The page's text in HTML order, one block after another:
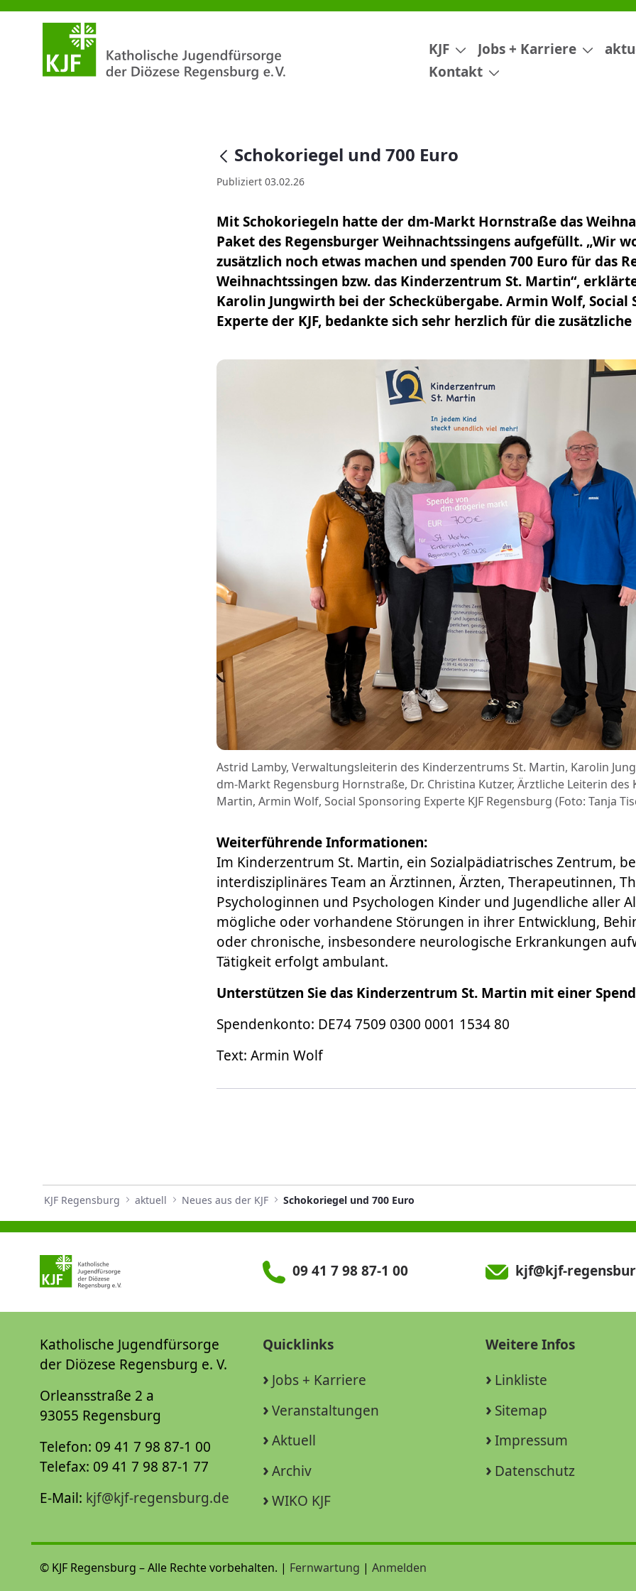
Schokoriegel und 700 Euro
KJF Jobs + Karriere
Kontakt
null
Schokoriegel und 700 Euro
Publiziert 03.02.26
Mit Schokoriegeln hatte der dm-Markt Hornstraße das
Paket des Regensburger Weihnachtssingens aufgefüllt. „Wir
zusätzlich noch etwas machen und spenden 700 Euro für das
Weihnachtssingen bzw. das Kinderzentrum St. Martin“,
Karolin Jungwirth bei der Scheckübergabe. Armin Wolf, Social
Experte der KJF, bedankte sich sehr herzlich für die
Astrid Lamby, Verwaltungsleiterin des Kinderzentrums St. Martin, Karolin
dm-Markt Regensburg Hornstraße, Dr. Christina Kutzer, Ärztliche Leiterin des
Martin, Armin Wolf, Social Sponsoring Experte KJF Regensburg (Foto: Tanja
Weiterführende Informationen:
Im Kinderzentrum St. Martin, ein Sozialpädiatrisches Zentrum,
interdisziplinäres Team an Ärztinnen, Ärzten, Therapeutinnen,
Psychologinnen und Psychologen Kinder und Jugendliche aller
mögliche oder vorhandene Störungen in ihrer Entwicklung,
oder chronische, insbesondere neurologische Erkrankungen
Tätigkeit erfolgt ambulant.
Unterstützen Sie das Kinderzentrum St. Martin mit einer
Spendenkonto: DE74 7509 0300 0001 1534 80
Text: Armin Wolf
KJF Regensburg aktuell Neues aus der KJF Schokoriegel und 700 Euro
09 41 7 98 87-1 00 kjf@kjf-
Katholische Jugendfürsorge
der Diözese Regensburg e. V.
Orleansstraße 2 a
93055 Regensburg
Telefon: 09 41 7 98 87-1 00
Telefax: 09 41 7 98 87-1 77
E-Mail: kjf@kjf-regensburg.de
Quicklinks
Jobs + Karriere
Veranstaltungen
Aktuell
Archiv
WIKO KJF
Weitere Infos
Linkliste
Sitemap
Impressum
Datenschutz
© KJF Regensburg – Alle Rechte vorbehalten. | Fernwartung | Anmelden